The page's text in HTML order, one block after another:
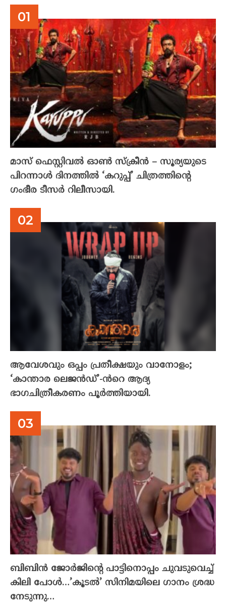
മാസ് ഫെസ്റ്റിവൽ ഓൺ സ്‌ക്രീൻ – സൂര്യയുടെ
പിറന്നാൾ ദിനത്തിൽ ‘കറുപ്പ്’ ചിത്രത്തിന്റെ
ഗംഭീര ടീസർ റിലീസായി.
ആവേശവും ഒപ്പം പ്രതീക്ഷയും വാനോളം;
‘കാന്താര ലെജൻഡ്’-ൻറെ ആദ്യ
ഭാഗചിത്രീകരണം പൂർത്തിയായി.
ബിബിൻ ജോർജിന്റെ പാട്ടിനൊപ്പം ചുവടുവെച്ച്
കിലി പോൾ…’കൂടൽ’ സിനിമയിലെ ഗാനം ശ്രദ്ധ
നേടുന്നു…